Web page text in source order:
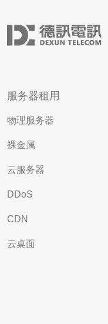
服务器租用
物理服务器
裸金属
云服务器
DDoS
CDN
云桌面